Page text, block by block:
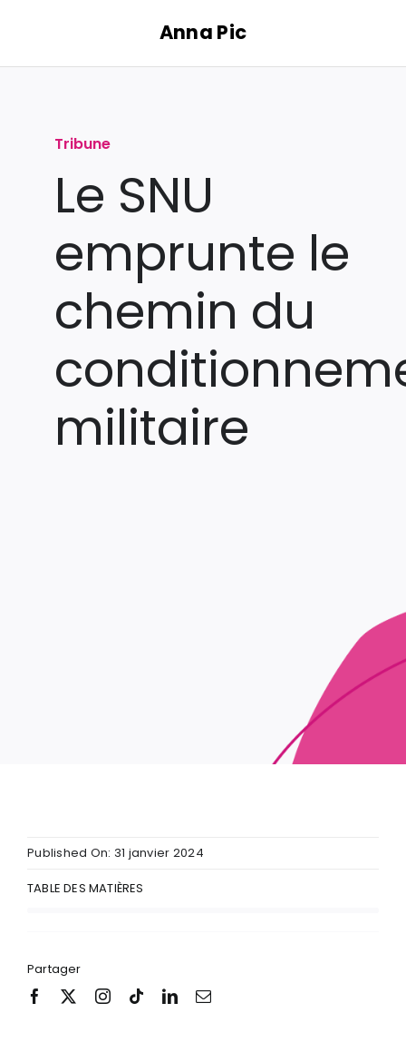
contenu
Anna Pic
Tribune
Le SNU
emprunte le
chemin du
militaire
Published On: 31 janvier 2024
TABLE DES MATIÈRES
Partager